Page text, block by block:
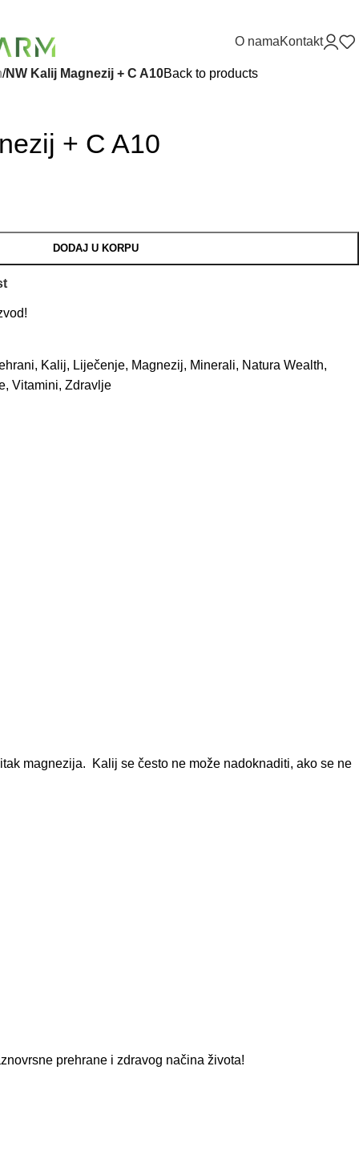
O namaKontakt
/NW Kalij Magnezij + C A10Back to products
+ C A10
DODAJ U KORPU
, Kalij, Liječenje, Magnezij, Minerali, Natura Wealth,
, Vitamini, Zdravlje
magnezija. Kalij se često ne može nadoknaditi, ako se ne
prehrane i zdravog načina života!